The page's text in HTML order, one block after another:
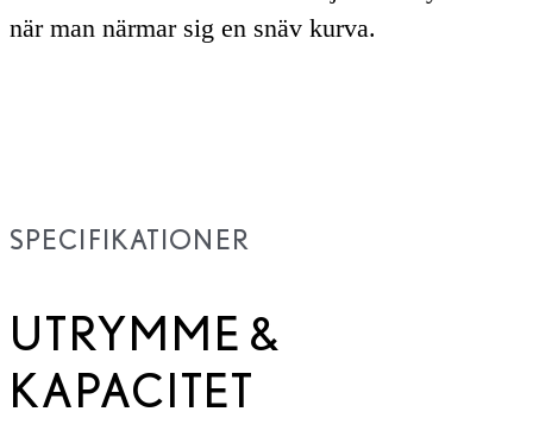
när man närmar sig en snäv kurva.
SPECIFIKATIONER
UTRYMME &
KAPACITET